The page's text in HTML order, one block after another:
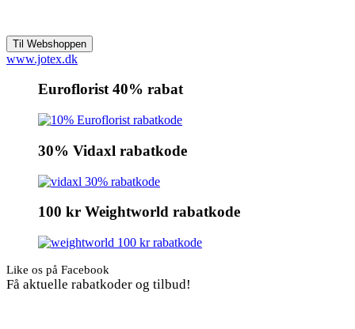
www.jotex.dk
Euroflorist 40% rabat
30% Vidaxl rabatkode
100 kr Weightworld rabatkode
Like os på Facebook
Få aktuelle rabatkoder og tilbud!